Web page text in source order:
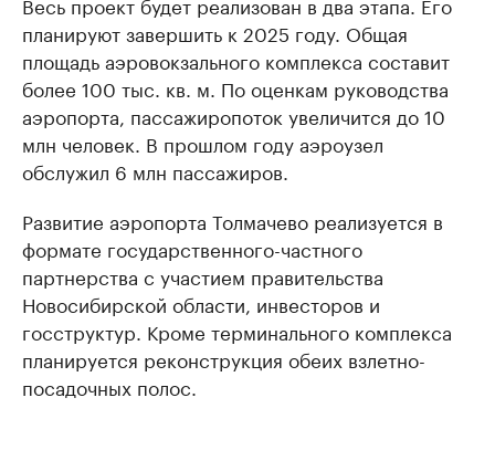
планируют завершить к 2025 году. Общая
площадь аэровокзального комплекса составит
более 100 тыс. кв. м. По оценкам руководства
аэропорта, пассажиропоток увеличится до 10
млн человек. В прошлом году аэроузел
обслужил 6 млн пассажиров.
Развитие аэропорта Толмачево реализуется в
формате государственного-частного
партнерства с участием правительства
Новосибирской области, инвесторов и
госструктур. Кроме терминального комплекса
планируется реконструкция обеих взлетно-
посадочных полос.